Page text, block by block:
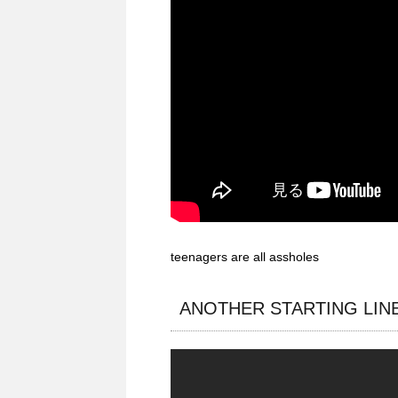
teenagers are all assholes
ANOTHER STARTING